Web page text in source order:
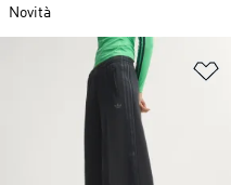
Novità